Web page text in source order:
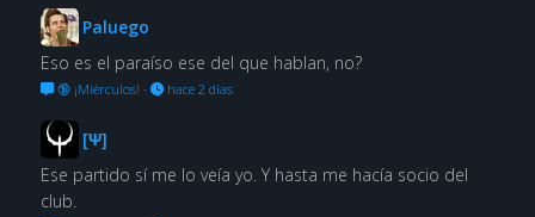
Paluego
Eso es el paraíso ese del que hablan, no?
🔞 ¡Miérculos! · hace 2 días
[Ψ]
Ese partido sí me lo veía yo. Y hasta me hacía socio del
club.